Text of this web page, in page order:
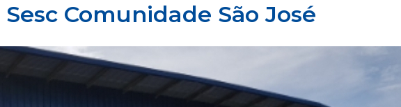
Sesc Comunidade São José